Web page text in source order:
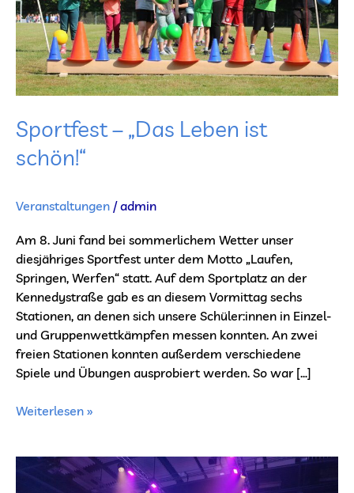
Sportfest – „Das Leben ist
schön!“
Veranstaltungen /admin
Am 8. Juni fand bei sommerlichem Wetter unser
diesjähriges Sportfest unter dem Motto „Laufen,
Springen, Werfen“ statt. Auf dem Sportplatz an der
Kennedystraße gab es an diesem Vormittag sechs
Stationen, an denen sich unsere Schüler:innen in Einzel-
und Gruppenwettkämpfen messen konnten. An zwei
freien Stationen konnten außerdem verschiedene
Spiele und Übungen ausprobiert werden. So war […]
Weiterlesen »
Bewegungskünste